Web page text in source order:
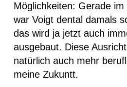
Möglichkeiten: Gerade
war Voigt dental damals
das wird ja jetzt auch
ausgebaut. Diese
natürlich auch mehr
meine Zukuntt.